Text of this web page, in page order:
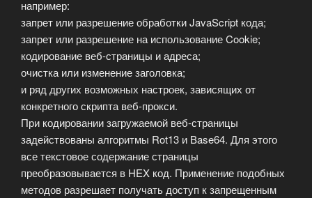
например:
запрет или разрешение обработки JavaScript кода;
запрет или разрешение на использование Cookie;
кодирование веб-страницы и адреса;
очистка или изменение заголовка;
и ряд других возможных настроек, зависящих от
конкретного скрипта веб-прокси.
При кодировании загружаемой веб-страницы
задействованы алгоритмы Rot13 и Base64. Для этого
все текстовое содержание страницы
преобразовывается в HEX код. Применение подобных
методов разрешает получать доступ к запрещенным